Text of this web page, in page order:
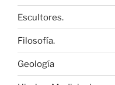
Escultores.
Filosofía.
Geología